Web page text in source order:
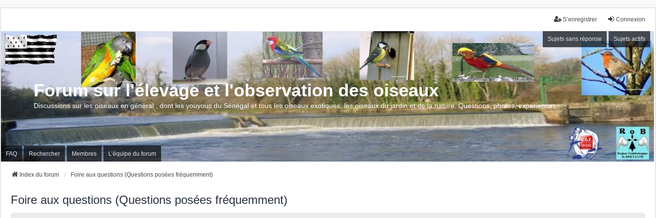
Connexion
S’enregistrer
Sujets sans réponse Sujets actifs
Forum sur l'élevage et l'observation des oiseaux
Discussions sur les oiseaux en général , dont les youyous du Sénégal et tous les oiseaux exotiques, les oiseaux du jardin et de la nature. Questions, photos, expériences.
FAQ Rechercher Membres L’équipe du forum
Index du forum Foire aux questions (Questions posées fréquemment)
Foire aux questions (Questions posées fréquemment)